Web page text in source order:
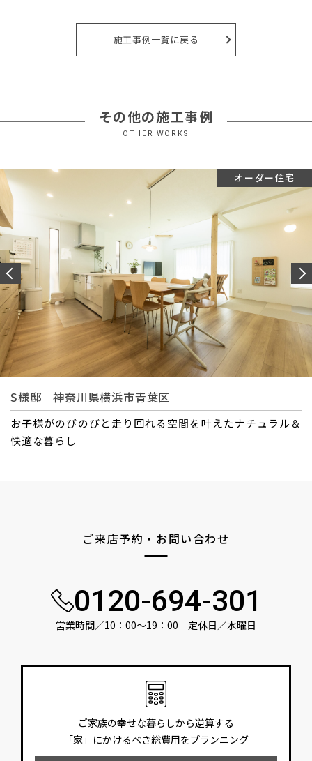
施工事例一覧に戻る
その他の施工事例
OTHER WORKS
オーダー住宅
S様邸 神奈川県横浜市青葉区
暮らしにフィットする設計で自分たちらしい快適な毎日を
ご来店予約・お問い合わせ
0120-694-301
営業時間／10：00〜19：00 定休日／水曜日
ご家族の幸せな暮らしから逆算する
「家」にかけるべき総費用をプランニング